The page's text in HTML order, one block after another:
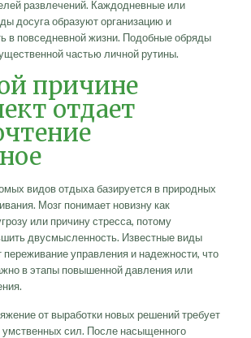
развлечений. Каждодневные или
досуга образуют организацию и
в повседневной жизни. Подобные обряды
частью личной рутины.
причине
отдает
видов отдыха базируется в природных
Мозг понимает новизну как
или причину стресса, потому
двусмысленность. Известные виды
управления и надежности, что
в этапы повышенной давления или
от выработки новых решений требует
сил. После насыщенного